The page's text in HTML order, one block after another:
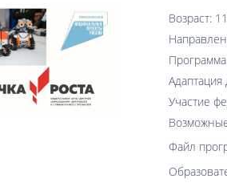
Возраст:
Участие
Файл